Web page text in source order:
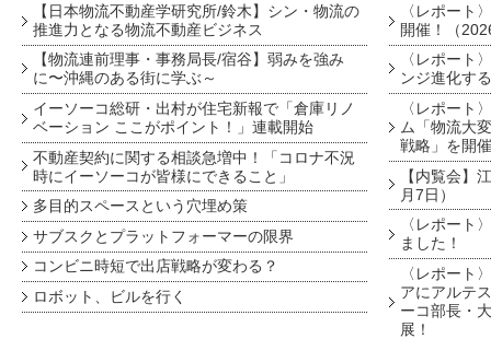
【日本物流不動産学研究所/鈴木】シン・物流の
推進力となる物流不動産ビジネス
【物流連前理事・事務局長/宿谷】弱みを強み
に〜沖縄のある街に学ぶ～
イーソーコ総研・出村が住宅新報で「倉庫リノ
ベーション ここがポイント！」連載開始
不動産契約に関する相談急増中！「コロナ不況
時にイーソーコが皆様にできること」
多目的スペースという穴埋め策
サブスクとプラットフォーマーの限界
コンビニ時短で出店戦略が変わる？
ロボット、ビルを行く
〈レポート
開催！（
〈レポート
ンジ進化す
〈レポート
ム「物流大
戦略」を開
【内覧会】
月7日）
〈レポート
ました！
〈レポート
アにアルテ
ーコ部長・
展！